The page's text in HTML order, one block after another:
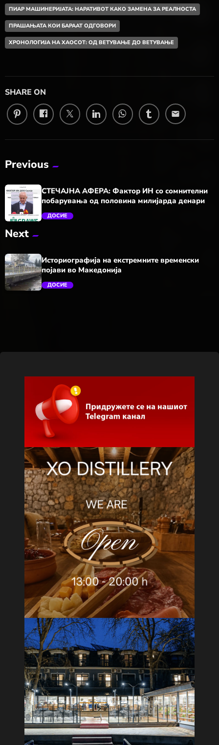
ПИАР МАШИНЕРИЈАТА: НАРАТИВОТ КАКО ЗАМЕНА ЗА РЕАЛНОСТА
ПРАШАЊАТА КОИ БАРААТ ОДГОВОРИ
ХРОНОЛОГИЈА НА ХАОСОТ: ОД ВЕТУВАЊЕ ДО ВЕТУВАЊЕ
SHARE ON
email
Previous
СТЕЧАЈНА АФЕРА: Фактор ИН со сомнителни
побарувања од половина милијарда денари
ДОСИЕ
Next
Историографија на екстремните временски
појави во Македонија
ДОСИЕ